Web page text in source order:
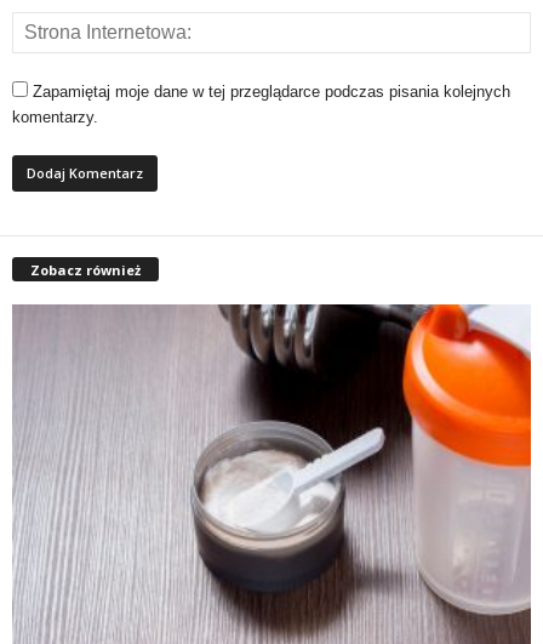
Zapamiętaj moje dane w tej przeglądarce podczas pisania kolejnych
komentarzy.
Zobacz również